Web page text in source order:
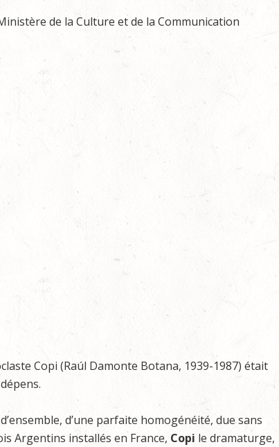
de la Culture et de la Communication
Copi (Raúl Damonte Botana, 1939-1987) était
d’une parfaite homogénéité, due sans
Argentins installés en France, Copi le dramaturge,